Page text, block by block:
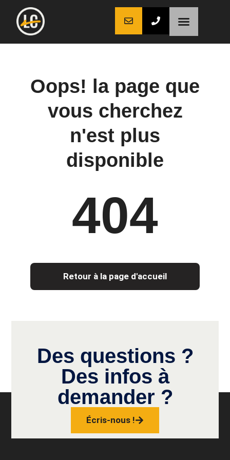
Oops! la page que
vous cherchez
n'est plus
disponible
404
Retour à la page d'accueil
Des questions ?
Des infos à
demander ?
Écris-nous !